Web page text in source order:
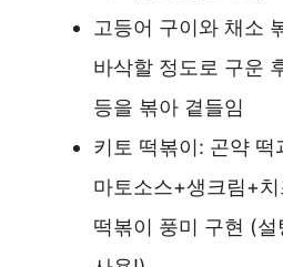
고등어 구이와 채소
바삭할 정도로 구운
등을 볶아 곁들임
키토 떡볶이: 곤약 떡
마토소스+생크림+
떡볶이 풍미 구현 (